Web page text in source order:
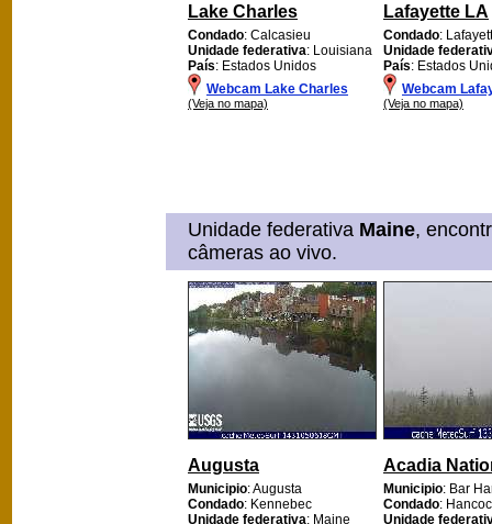
Lake Charles
Condado: Calcasieu
Unidade federativa: Louisiana
País: Estados Unidos
Webcam Lake Charles
(Veja no mapa)
Lafayette LA
Condado:
Unidade
País: Estados
Webcam
(Veja no mapa)
Unidade federativa Maine,
câmeras ao vivo.
Augusta
Municipio: Augusta
Condado: Kennebec
Unidade federativa: Maine
Acadia
Municipio: Bar
Condado:
Unidade